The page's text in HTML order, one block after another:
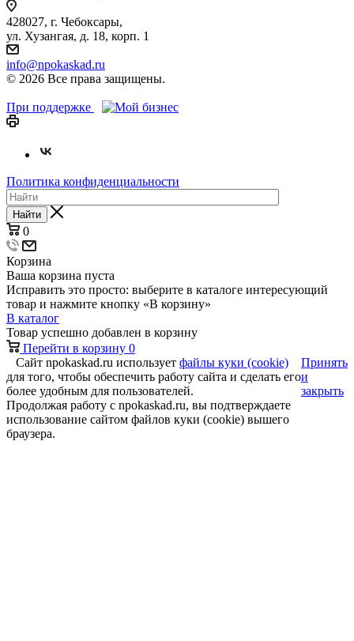
428027, г. Чебоксары,
ул. Хузангая, д. 18, корп. 1
info@npokaskad.ru
© 2026 Все права защищены.
При поддержке
Политика конфиденциальности
Найти
0
Корзина
Ваша корзина пуста
Исправить это просто: выберите в каталоге интересующий
товар и нажмите кнопку «В корзину»
В каталог
Товар успешно добавлен в корзину
Перейти в корзину 0
Сайт npokaskad.ru использует файлы куки (cookie)
для того, чтобы обеспечить работу сайта и сделать его
более удобным для пользователей.
Продолжая работу с npokaskad.ru, вы подтверждаете
использование сайтом файлов куки (cookie) вышего
браузера.
Принять
и
закрыть